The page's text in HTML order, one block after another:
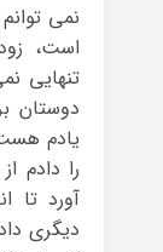
نمی
است،
تنهایی
دوستان
یادم
را دادم
آورد تا
دیگری